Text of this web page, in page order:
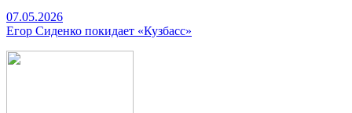
07.05.2026
Егор Сиденко покидает «Кузбасс»